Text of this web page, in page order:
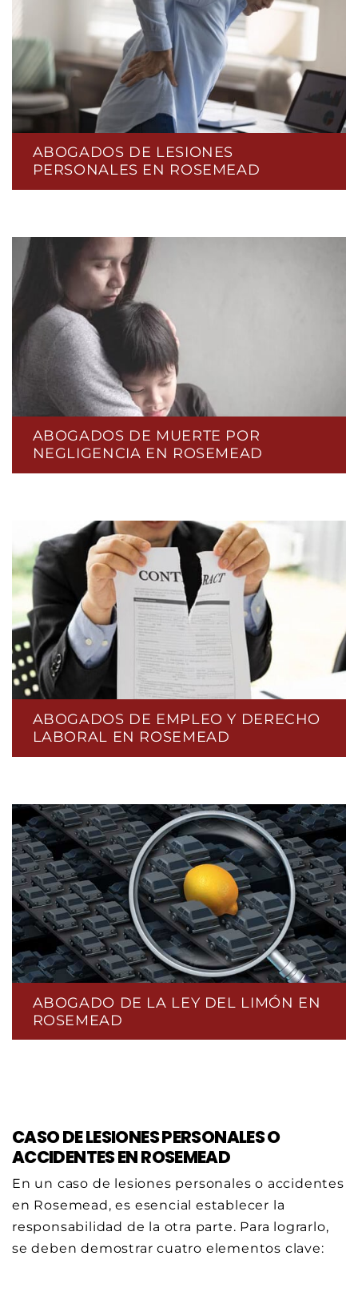
ABOGADOS DE LESIONES
PERSONALES EN ROSEMEAD
ABOGADOS DE MUERTE POR
NEGLIGENCIA EN ROSEMEAD
ABOGADOS DE EMPLEO Y DERECHO
LABORAL EN ROSEMEAD
ABOGADO DE LA LEY DEL LIMÓN EN
ROSEMEAD
CASO DE LESIONES PERSONALES O
ACCIDENTES EN ROSEMEAD
En un caso de lesiones personales o accidentes
en Rosemead, es esencial establecer la
responsabilidad de la otra parte. Para lograrlo,
se deben demostrar cuatro elementos clave: